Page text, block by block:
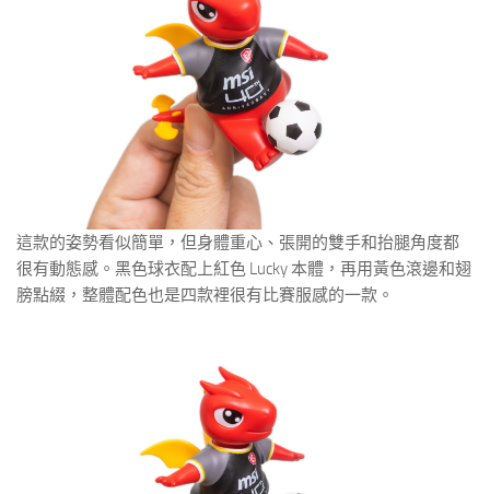
這款的姿勢看似簡單，但身體重心、張開的雙手和抬腿角度都
很有動態感。黑色球衣配上紅色 Lucky 本體，再用黃色滾邊和翅
膀點綴，整體配色也是四款裡很有比賽服感的一款。